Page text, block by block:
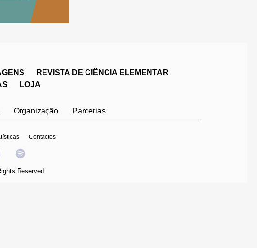
REVISTA DE CIÊNCIA ELEMENTAR
LOJA
Organização Parcerias
Contactos
Reserved